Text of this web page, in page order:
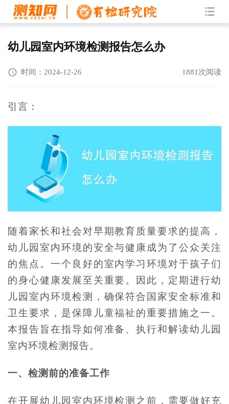
幼儿园室内环境检测报告怎么办
时间：2024-12-26 1881次阅读
引言：
随着家长和社会对早期教育质量要求的提高，
幼儿园室内环境的安全与健康成为了公众关注
的焦点。一个良好的室内学习环境对于孩子们
的身心健康发展至关重要。因此，定期进行幼
儿园室内环境检测，确保符合国家安全标准和
卫生要求，是保障儿童福祉的重要措施之一。
本报告旨在指导如何准备、执行和解读幼儿园
室内环境检测报告。
一、检测前的准备工作
在开展幼儿园室内环境检测之前，需要做好充